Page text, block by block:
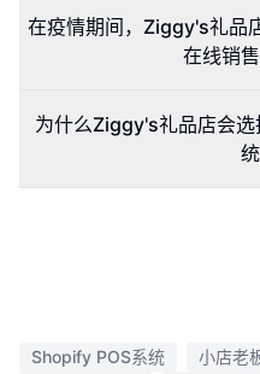
在疫情期间，Ziggy's礼品
在线销
为什么Ziggy's礼品店会
统
Shopify POS系统 小店老